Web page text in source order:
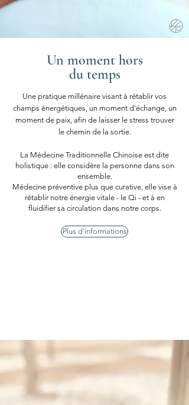
Un moment hors
du temps
Une pratique millénaire visant à rétablir vos
champs énergétiques, un moment d'échange, un
moment de paix, afin de laisser le stress trouver
le chemin de la sortie.
La Médecine Traditionnelle Chinoise est dite
holistique : elle considère la personne dans son
ensemble.
Médecine préventive plus que curative, elle vise à
rétablir notre énergie vitale - le Qi - et à en
fluidifier sa circulation dans notre corps.
Plus d'informations